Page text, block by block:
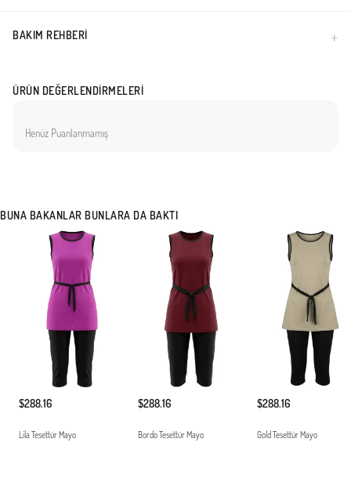
BAKIM REHBERI
ÜRÜN DEĞERLENDIRMELERI
Henüz Puanlanmamış
BUNA BAKANLAR BUNLARA DA BAKTI
$288.16
Lila Tesettür Mayo
$288.16
Bordo Tesettür Mayo
$288.16
Gold Tesettür Mayo